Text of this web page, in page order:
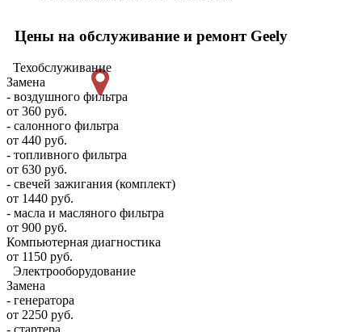
Цены на обслуживание и ремонт Geely
Техобслуживание
Замена
- воздушного фильтра
от 360 руб.
- салонного фильтра
от 440 руб.
- топливного фильтра
от 630 руб.
- свечей зажигания (комплект)
от 1440 руб.
- масла и масляного фильтра
от 900 руб.
Компьютерная диагностика
от 1150 руб.
Электрооборудование
Замена
- генератора
от 2250 руб.